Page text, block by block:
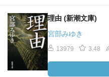
理由 (新潮文庫)
宮部みゆき
13979 3.48